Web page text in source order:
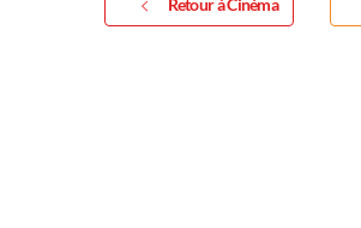
Retour à Cinéma